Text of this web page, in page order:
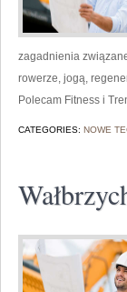
zagadnienia
rowerze, jogą,
Polecam Fitness i
CATEGORIES: NOWE